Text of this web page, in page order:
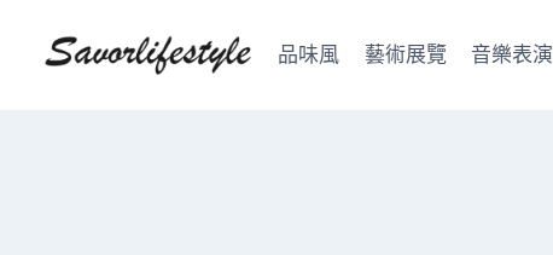
品味風 藝術展覽 音樂表演